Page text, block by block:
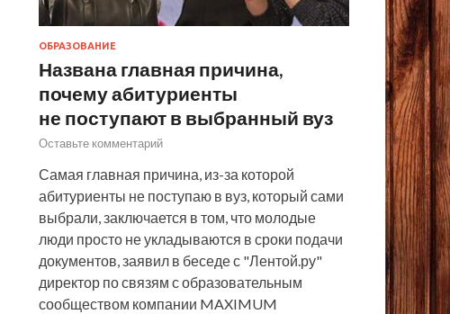
ОБРАЗОВАНИЕ
Названа главная причина,
почему абитуриенты
не поступают в выбранный вуз
Оставьте комментарий
Самая главная причина, из-за которой
абитуриенты не поступаю в вуз, который сами
выбрали, заключается в том, что молодые
люди просто не укладываются в сроки подачи
документов, заявил в беседе с "Лентой.ру"
директор по связям с образовательным
сообществом компании MAXIMUM